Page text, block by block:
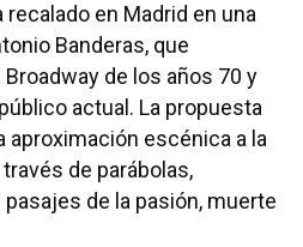
recalado en Madrid en una
Banderas, que
de los años 70 y
actual. La propuesta
aproximación escénica a la
de parábolas,
de la pasión, muerte